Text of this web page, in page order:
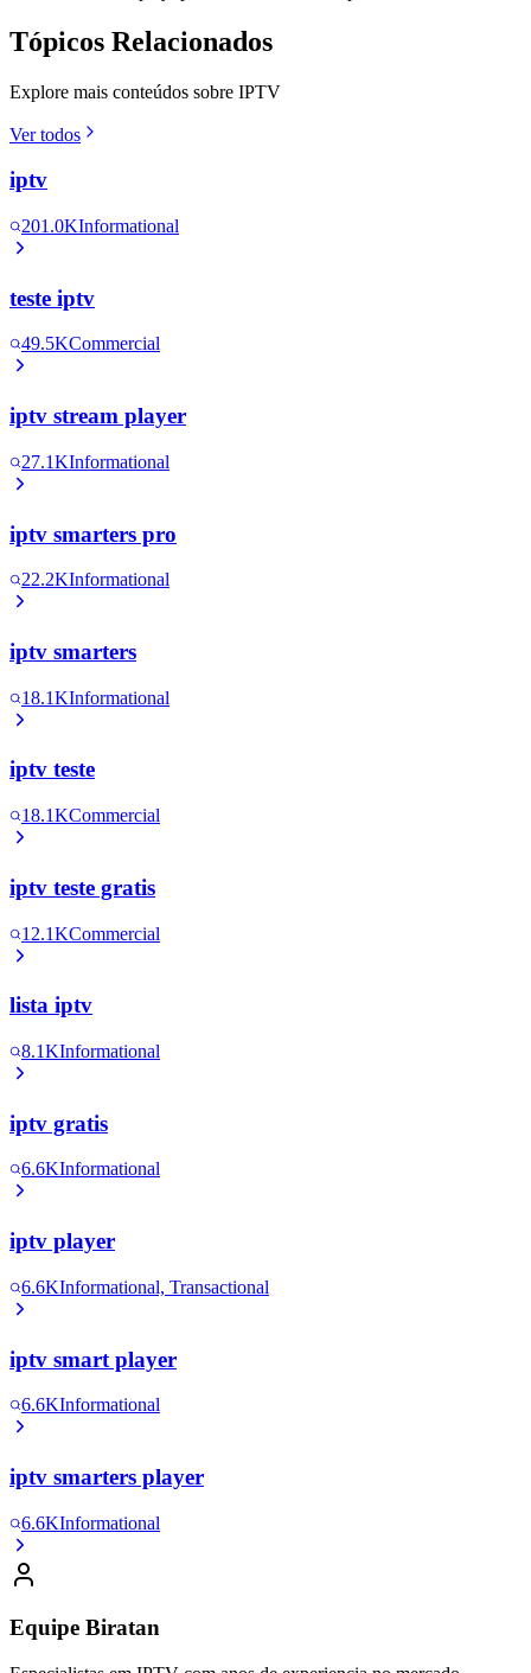
Tópicos Relacionados
Explore mais conteúdos sobre IPTV
Ver todos
iptv
201.0KInformational
teste iptv
49.5KCommercial
iptv stream player
27.1KInformational
iptv smarters pro
22.2KInformational
iptv smarters
18.1KInformational
iptv teste
18.1KCommercial
iptv teste gratis
12.1KCommercial
lista iptv
8.1KInformational
iptv gratis
6.6KInformational
iptv player
6.6KInformational, Transactional
iptv smart player
6.6KInformational
iptv smarters player
6.6KInformational
Equipe Biratan